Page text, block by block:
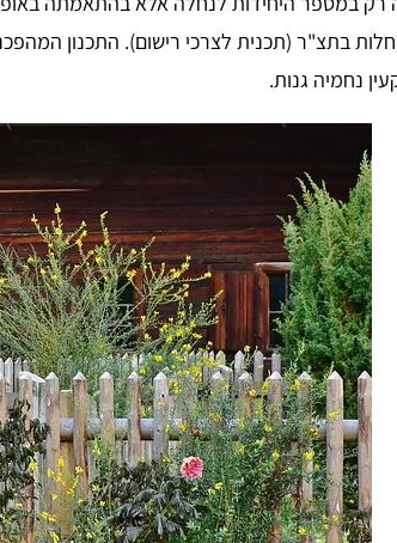
בתצ"ר (תכנית לצרכי רישום). התכנון
נחמיה גנות.